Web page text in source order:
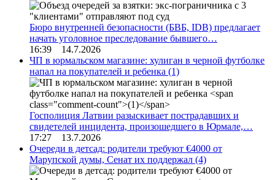
Бюро внутренней безопасности (БВБ, IDB) предлагает
начать уголовное преследование бывшего…
16:39 14.7.2026
ЧП в юрмальском магазине: хулиган в черной футболке
напал на покупателей и ребенка (1)
Госполиция Латвии разыскивает пострадавших и
свидетелей инцидента, произошедшего в Юрмале,…
17:27 13.7.2026
Очереди в детсад: родители требуют €4000 от
Марупской думы, Сенат их поддержал (4)